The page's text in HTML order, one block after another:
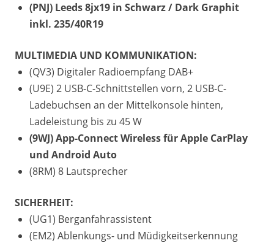
(PNJ) Leeds 8jx19 in Schwarz / Dark Graphit
inkl. 235/40R19
MULTIMEDIA UND KOMMUNIKATION:
(QV3) Digitaler Radioempfang DAB+
(U9E) 2 USB-C-Schnittstellen vorn, 2 USB-C-
Ladebuchsen an der Mittelkonsole hinten,
Ladeleistung bis zu 45 W
(9WJ) App-Connect Wireless für Apple CarPlay
und Android Auto
(8RM) 8 Lautsprecher
SICHERHEIT:
(UG1) Berganfahrassistent
(EM2) Ablenkungs- und Müdigkeitserkennung